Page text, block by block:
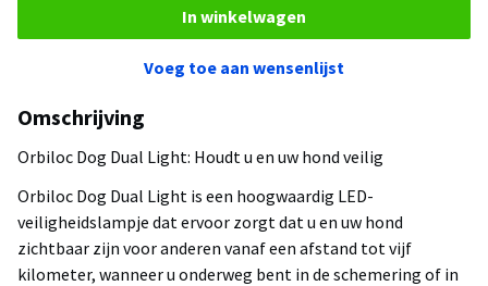
In winkelwagen
Voeg toe aan wensenlijst
Omschrijving
Orbiloc Dog Dual Light: Houdt u en uw hond veilig
Orbiloc Dog Dual Light is een hoogwaardig LED-
veiligheidslampje dat ervoor zorgt dat u en uw hond
zichtbaar zijn voor anderen vanaf een afstand tot vijf
kilometer, wanneer u onderweg bent in de schemering of in